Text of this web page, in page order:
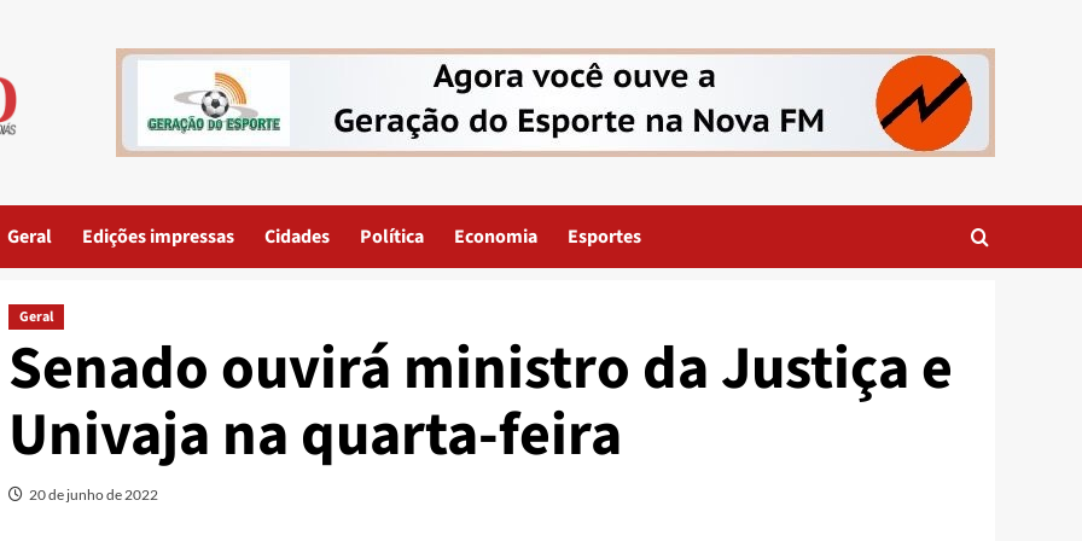
Geral Edições impressas Cidades Política Economia Esportes
Geral
Senado ouvirá ministro da Justiça e
Univaja na quarta-feira
20 de junho de 2022